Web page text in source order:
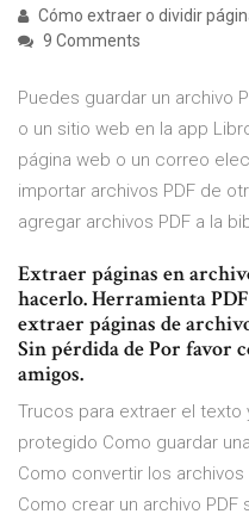
Cómo extraer o dividir
9 Comments
Puedes guardar un archivo
o un sitio web en la app
página web o un correo
importar archivos PDF de
agregar archivos PDF a la
Extraer páginas en
hacerlo. Herramienta
extraer páginas de
Sin pérdida de Por favor
amigos.
Trucos para extraer el texto
protegido Como guardar
Como convertir los archivos
Como crear un archivo PDF